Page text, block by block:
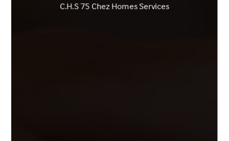
C.H.S 75 Chez Homes Services